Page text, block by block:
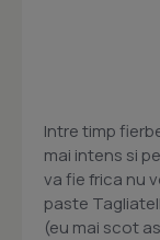
Intre timp
mai intens si
va fie frica nu
paste
(eu mai scot